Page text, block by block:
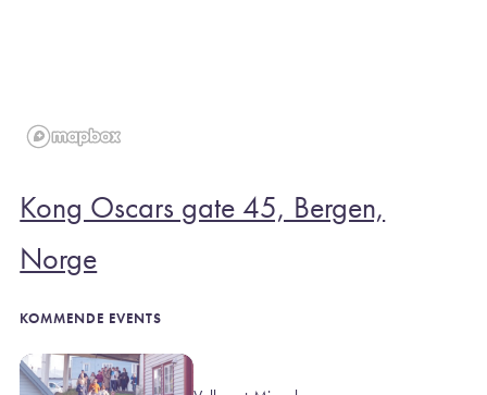
Kong Oscars gate 45, Bergen,
Norge
KOMMENDE EVENTS